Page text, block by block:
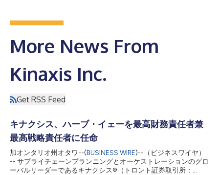
More News From
Kinaxis Inc.
Get RSS Feed
キナクシス、ハーブ・イェーを最高財務責任者兼
最高戦略責任者に任命
加オンタリオ州オタワ--(BUSINESS WIRE)--（ビジネスワイヤ）
-- サプライチェーンプランニングとオーケストレーションのグロ
ーバルリーダーであるキナクシス®（トロント証券取引所：